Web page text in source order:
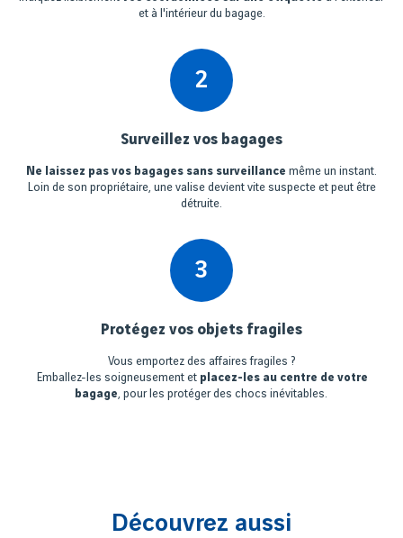
et à l'intérieur du bagage.
2
Surveillez vos bagages
Ne laissez pas vos bagages sans surveillance même un instant.
Loin de son propriétaire, une valise devient vite suspecte et peut être
détruite.
3
Protégez vos objets fragiles
Vous emportez des affaires fragiles ?
Emballez-les soigneusement et placez-les au centre de votre
bagage, pour les protéger des chocs inévitables.
Découvrez aussi